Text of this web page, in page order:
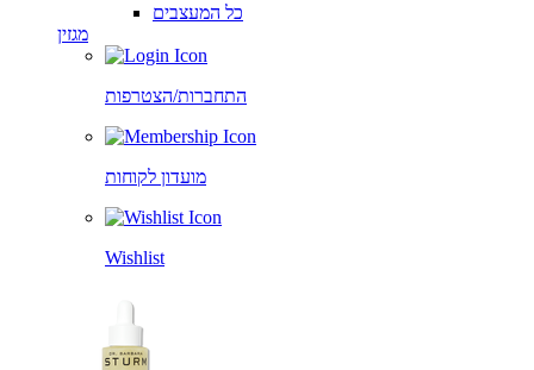
כל המעצבים
מגזין
התחברות/הצטרפות
מועדון לקוחות
Wishlist